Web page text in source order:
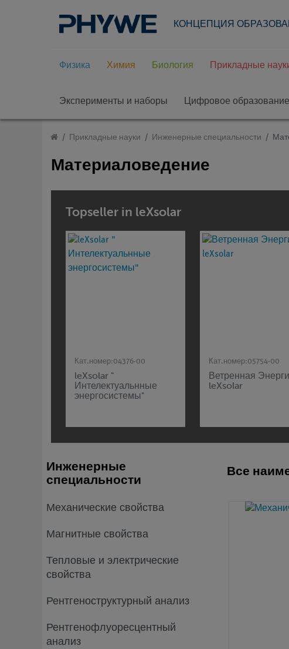
КОНЦЕПЦИЯ
Физика Химия Биология Прикладные
Эксперименты и наборы Цифровое образование
Прикладные науки Инженерные специальности
Материаловедение
Topseller in leXsolar
Кат.номер:04376-00
leXsolar "
Интелектуальнные
энергосистемы"
Кат.номер:05754-00
Ветренная
leXsolar
Инженерные
специальности
Механические свойства
Магнитные свойства
Тепловые и электрические
свойства
Рентгеноструктурный анализ
Рентгенофлуоресцентный
анализ
Все